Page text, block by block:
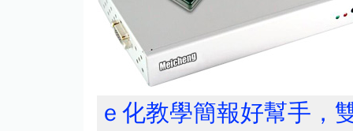
ｅ化教學簡報好幫手，